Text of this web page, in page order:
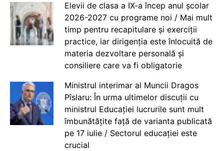
Elevii de clasa a IX-a încep anul școlar
2026-2027 cu programe noi / Mai mult
timp pentru recapitulare și exerciții
practice, iar dirigenția este înlocuită de
materia dezvoltare personală și
consiliere care va fi obligatorie
Ministrul interimar al Muncii Dragos
Pîslaru: În urma ultimelor discuții cu
ministrul Educației lucrurile sunt mult
îmbunătățite față de varianta publicată
pe 17 iulie / Sectorul educației este
crucial